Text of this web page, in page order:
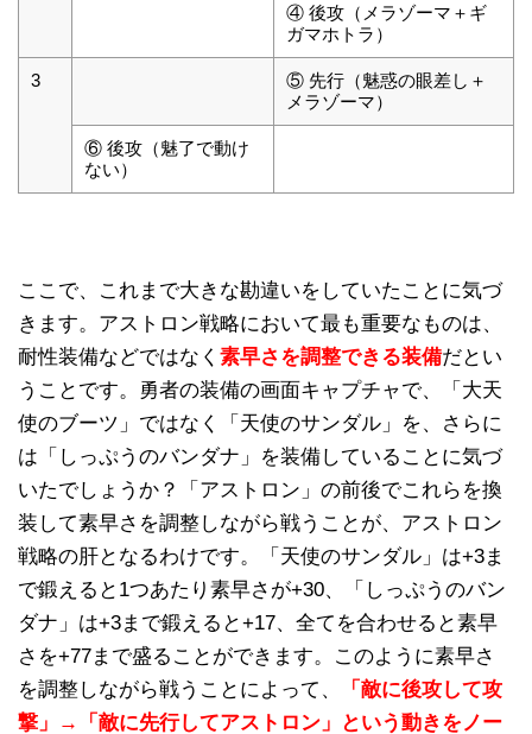
④ 後攻（メラゾーマ＋ギ
ガマホトラ）
3
⑤ 先行（魅惑の眼差し＋
メラゾーマ）
⑥ 後攻（魅了で動け
ない）
ここで、これまで大きな勘違いをしていたことに気づ
きます。アストロン戦略において最も重要なものは、
耐性装備などではなく 素早さを調整できる装備だとい
うことです。勇者の装備の画面キャプチャで、「大天
使のブーツ」ではなく「天使のサンダル」を、さらに
は「しっぷうのバンダナ」を装備していることに気づ
いたでしょうか？「アストロン」の前後でこれらを換
装して素早さを調整しながら戦うことが、アストロン
戦略の肝となるわけです。「天使のサンダル」は+3ま
で鍛えると1つあたり素早さが+30、「しっぷうのバン
ダナ」は+3まで鍛えると+17、全てを合わせると素早
さを+77まで盛ることができます。このように素早さ
を調整しながら戦うことによって、
「敵に後攻して攻
撃」→「敵に先行してアストロン」という動きをノー